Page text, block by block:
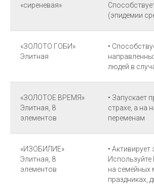
«сиреневая»
(эпидемии
«ЗОЛОТО ГОБИ»
Элитная
•
людей в
«ЗОЛОТОЕ ВРЕМЯ»
Элитная, 8
элементов
• Запускает
страхе, а на
переменам
«ИЗОБИЛИЕ»
Элитная, 8
элементов
•
на семейных
праздниках,